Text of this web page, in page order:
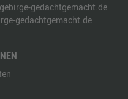
gedachtgemacht.de
gedachtgemacht.de